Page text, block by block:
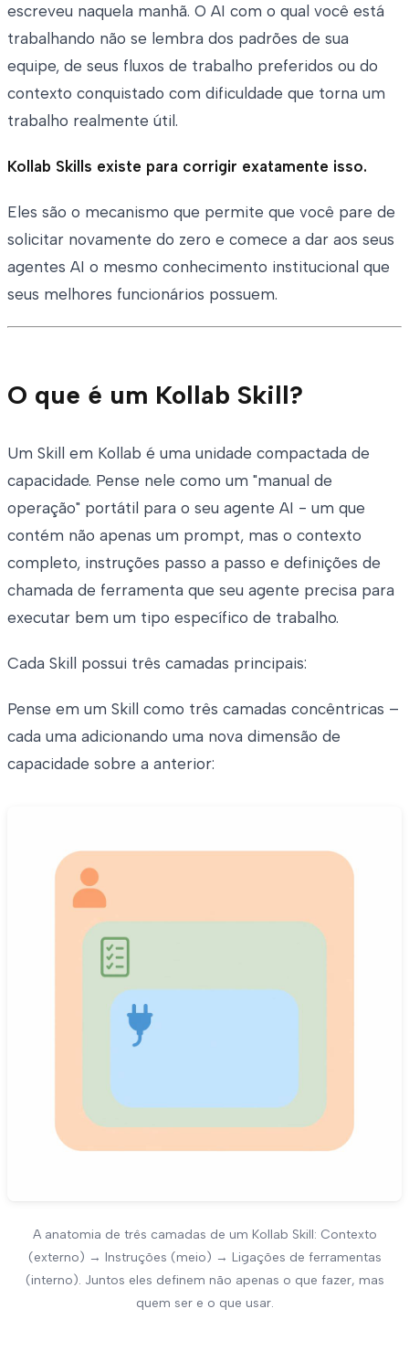
escreveu naquela manhã. O AI com o qual você está
trabalhando não se lembra dos padrões de sua
equipe, de seus fluxos de trabalho preferidos ou do
contexto conquistado com dificuldade que torna um
trabalho realmente útil.
Kollab Skills existe para corrigir exatamente isso.
Eles são o mecanismo que permite que você pare de
solicitar novamente do zero e comece a dar aos seus
agentes AI o mesmo conhecimento institucional que
seus melhores funcionários possuem.
O que é um Kollab Skill?
Um Skill em Kollab é uma unidade compactada de
capacidade. Pense nele como um "manual de
operação" portátil para o seu agente AI - um que
contém não apenas um prompt, mas o contexto
completo, instruções passo a passo e definições de
chamada de ferramenta que seu agente precisa para
executar bem um tipo específico de trabalho.
Cada Skill possui três camadas principais:
Pense em um Skill como três camadas concêntricas –
cada uma adicionando uma nova dimensão de
capacidade sobre a anterior:
A anatomia de três camadas de um Kollab Skill: Contexto
(externo) → Instruções (meio) → Ligações de ferramentas
(interno). Juntos eles definem não apenas o que fazer, mas
quem ser e o que usar.